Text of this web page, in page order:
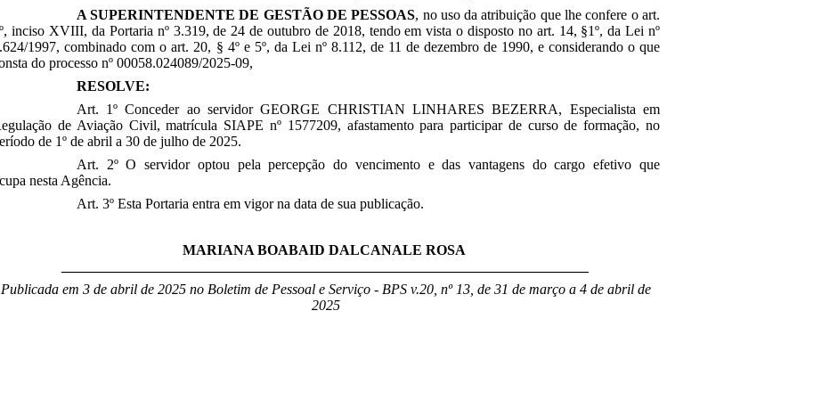
A SUPERINTENDENTE DE GESTÃO DE PESSOAS, no uso da atribuição que lhe confere o art.
inciso XVIII, da Portaria nº 3.319, de 24 de outubro de 2018, tendo em vista o disposto no art. 14, §1º, da Lei nº
1997, combinado com o art. 20, § 4º e 5º, da Lei nº 8.112, de 11 de dezembro de 1990, e considerando o que
do processo nº 00058.024089/2025-09,
RESOLVE:
Art. 1º Conceder ao servidor GEORGE CHRISTIAN LINHARES BEZERRA, Especialista em
de Aviação Civil, matrícula SIAPE nº 1577209, afastamento para participar de curso de formação, no
de 1º de abril a 30 de julho de 2025.
Art. 2º O servidor optou pela percepção do vencimento e das vantagens do cargo efetivo que
nesta Agência.
Art. 3º Esta Portaria entra em vigor na data de sua publicação.
MARIANA BOABAID DALCANALE ROSA
Publicada em 3 de abril de 2025 no Boletim de Pessoal e Serviço - BPS v.20, nº 13, de 31 de março a 4 de abril de
2025